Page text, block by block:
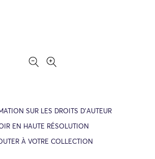
SUR LES DROITS D’AUTEUR
EN HAUTE RÉSOLUTION
À VOTRE COLLECTION